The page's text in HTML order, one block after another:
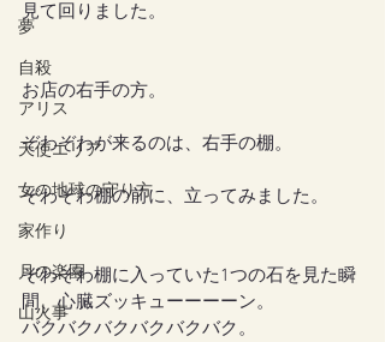
夢
自殺
アリス
天使エリア
女の地球の守り方
家作り
月の楽園
山火事
見て回りました。
お店の右手の方。
ぞわぞわが来るのは、右手の棚。
ぞわぞわ棚の前に、立ってみました。
ぞわぞわ棚に入っていた1つの石を見た瞬
間、心臓ズッキューーーーン。
バクバクバクバクバクバク。